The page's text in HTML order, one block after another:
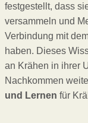
festgestellt, dass
versammeln und
Verbindung mit
haben. Dieses
an Krähen in ihrer
Nachkommen
und Lernen für